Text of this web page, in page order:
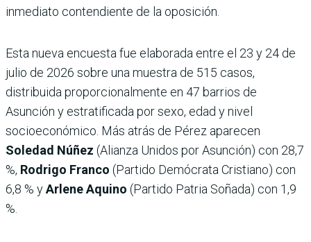
inmediato contendiente de la oposición.
Esta nueva encuesta fue elaborada entre el 23 y 24 de
julio de 2026 sobre una muestra de 515 casos,
distribuida proporcionalmente en 47 barrios de
Asunción y estratificada por sexo, edad y nivel
socioeconómico. Más atrás de Pérez aparecen
Soledad Núñez (Alianza Unidos por Asunción) con 28,7
%, Rodrigo Franco (Partido Demócrata Cristiano) con
6,8 % yArlene Aquino (Partido Patria Soñada) con 1,9
%.